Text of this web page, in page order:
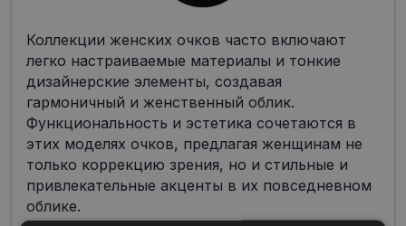
Коллекции женских очков часто включают
легко настраиваемые материалы и тонкие
дизайнерские элементы, создавая
гармоничный и женственный облик.
Функциональность и эстетика сочетаются в
этих моделях очков, предлагая женщинам не
только коррекцию зрения, но и стильные и
привлекательные акценты в их повседневном
облике.